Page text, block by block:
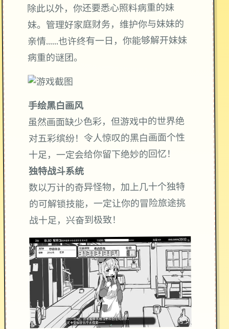
除此以外，你还要悉心照料病重的妹
妹。管理好家庭财务，维护你与妹妹的
亲情……也许终有一日，你能够解开妹妹
病重的谜团。
手绘黑白画风
虽然画面缺少色彩，但游戏中的世界绝
对五彩缤纷！令人惊叹的黑白画面个性
十足，一定会给你留下绝妙的回忆！
独特战斗系统
数以万计的奇异怪物，加上几十个独特
的可解锁技能，一定让你的冒险旅途挑
战十足，兴奋到极致！